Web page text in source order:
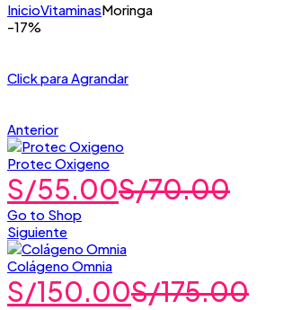
InicioVitaminasMoringa
-17%
Click para Agrandar
Anterior
Protec Oxigeno
S/55.00S/70.00
Go to Shop
Siguiente
Colágeno Omnia
S/150.00S/175.00